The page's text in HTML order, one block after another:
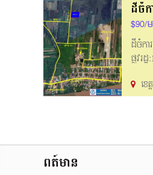
ដីចំ
$90/
ដីចំក
ផ្លូវរ
ក្រាម
ខេ
ពត៍មាន